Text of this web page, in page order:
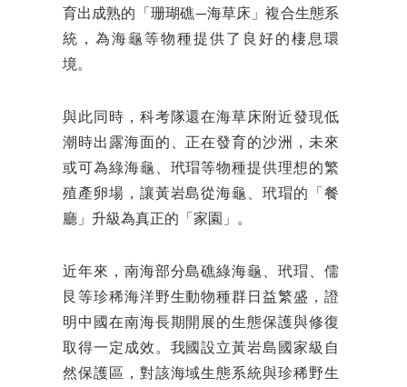
育出成熟的「珊瑚礁—海草床」複合生態系
統，為海龜等物種提供了良好的棲息環
境。
與此同時，科考隊還在海草床附近發現低
潮時出露海面的、正在發育的沙洲，未來
或可為綠海龜、玳瑁等物種提供理想的繁
殖產卵場，讓黃岩島從海龜、玳瑁的「餐
廳」升級為真正的「家園」。
近年來，南海部分島礁綠海龜、玳瑁、儒
艮等珍稀海洋野生動物種群日益繁盛，證
明中國在南海長期開展的生態保護與修復
取得一定成效。我國設立黃岩島國家級自
然保護區，對該海域生態系統與珍稀野生